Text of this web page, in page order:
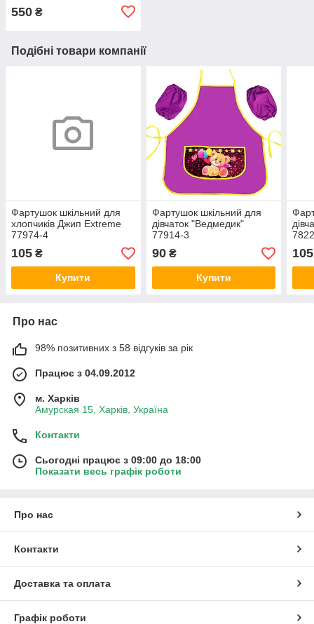
550 ₴
Подібні товари компанії
Фартушок шкільний для
хлопчиків Джип Extreme
77974-4
105 ₴
Купити
Фартушок шкільний для
дівчаток "Ведмедик"
77914-3
90₴
Купити
105
Про нас
98% позитивних з 58 відгуків за рік
Працює з 04.09.2012
м. Харків
Амурская 15, Харків, Україна
Контакти
Сьогодні працює з 09:00 до 18:00
Показати весь графік роботи
Про нас
Контакти
Доставка та оплата
Графік роботи